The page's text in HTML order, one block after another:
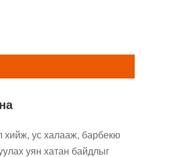
хийж, ус халааж, барбекю
уян хатан байдлыг